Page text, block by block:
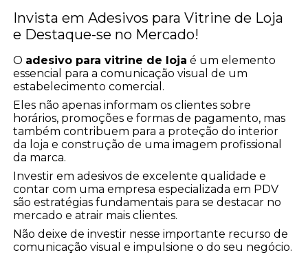
Invista em Adesivos para Vitrine de Loja
e Destaque-se no Mercado!
O adesivo para vitrine de loja é um elemento
essencial para a comunicação visual de um
estabelecimento comercial.
Eles não apenas informam os clientes sobre
horários, promoções e formas de pagamento, mas
também contribuem para a proteção do interior
da loja e construção de uma imagem profissional
da marca.
Investir em adesivos de excelente qualidade e
contar com uma empresa especializada em PDV
são estratégias fundamentais para se destacar no
mercado e atrair mais clientes.
Não deixe de investir nesse importante recurso de
comunicação visual e impulsione o do seu negócio.